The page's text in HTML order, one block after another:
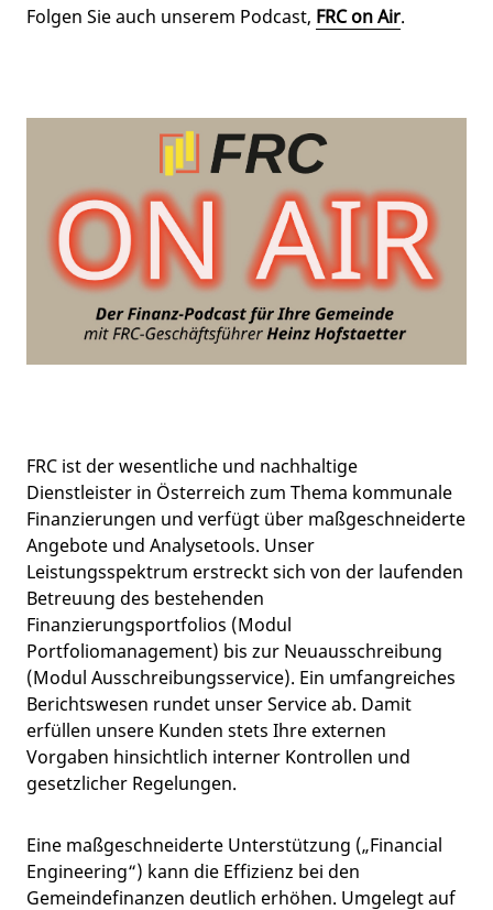
Folgen Sie auch unserem Podcast, FRC on Air.
FRC ist der wesentliche und nachhaltige
Dienstleister in Österreich zum Thema kommunale
Finanzierungen und verfügt über maßgeschneiderte
Angebote und Analysetools. Unser
Leistungsspektrum erstreckt sich von der laufenden
Betreuung des bestehenden
Finanzierungsportfolios (Modul
Portfoliomanagement) bis zur Neuausschreibung
(Modul Ausschreibungsservice). Ein umfangreiches
Berichtswesen rundet unser Service ab. Damit
erfüllen unsere Kunden stets Ihre externen
Vorgaben hinsichtlich interner Kontrollen und
gesetzlicher Regelungen.
Eine maßgeschneiderte Unterstützung („Financial
Engineering“) kann die Effizienz bei den
Gemeindefinanzen deutlich erhöhen. Umgelegt auf